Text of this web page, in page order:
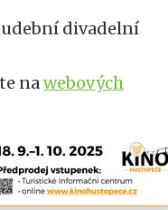
divadelní
nawebových